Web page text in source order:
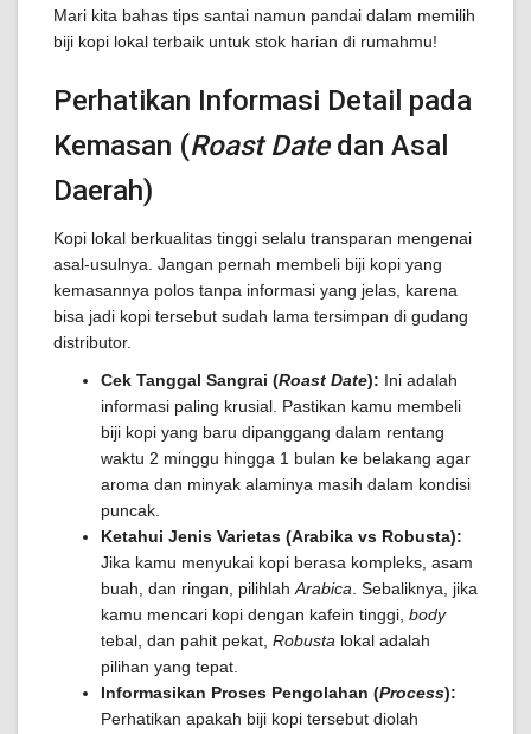
Mari kita bahas tips santai namun pandai dalam memilih
biji kopi lokal terbaik untuk stok harian di rumahmu!
Perhatikan Informasi Detail pada
Kemasan (Roast Datedan Asal
Daerah)
Kopi lokal berkualitas tinggi selalu transparan mengenai
asal-usulnya. Jangan pernah membeli biji kopi yang
kemasannya polos tanpa informasi yang jelas, karena
bisa jadi kopi tersebut sudah lama tersimpan di gudang
distributor.
Cek Tanggal Sangrai (Roast Date): Ini adalah
informasi paling krusial. Pastikan kamu membeli
biji kopi yang baru dipanggang dalam rentang
waktu 2 minggu hingga 1 bulan ke belakang agar
aroma dan minyak alaminya masih dalam kondisi
puncak.
Ketahui Jenis Varietas (Arabika vs Robusta):
Jika kamu menyukai kopi berasa kompleks, asam
buah, dan ringan, pilihlah Arabica . Sebaliknya, jika
kamu mencari kopi dengan kafein tinggi, body
tebal, dan pahit pekat, Robusta lokal adalah
pilihan yang tepat.
Informasikan Proses Pengolahan (Process):
Perhatikan apakah biji kopi tersebut diolah